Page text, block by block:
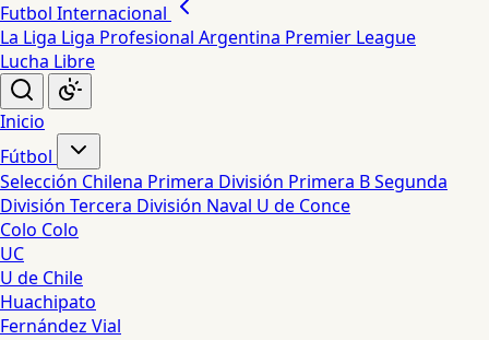
Futbol Internacional
La Liga Liga Profesional Argentina Premier League
Lucha Libre
Inicio
Fútbol
Selección Chilena Primera División Primera BSegunda
División Tercera División Naval U de Conce
Colo Colo
UC
U de Chile
Huachipato
Fernández Vial